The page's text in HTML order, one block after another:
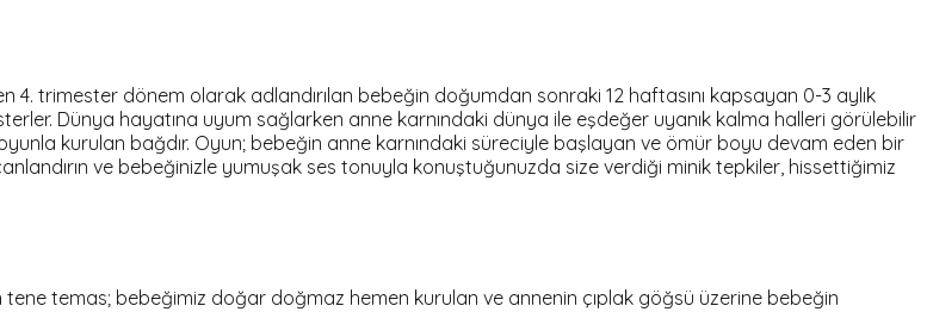
trimester dönem olarak adlandırılan bebeğin doğumdan sonraki 12 haftasını kapsayan 0-3 aylık
Dünya hayatına uyum sağlarken anne karnındaki dünya ile eşdeğer uyanık kalma halleri görülebilir
kurulan bağdır. Oyun; bebeğin anne karnındaki süreciyle başlayan ve ömür boyu devam eden bir
ve bebeğinizle yumuşak ses tonuyla konuştuğunuzda size verdiği minik tepkiler, hissettiğimiz
temas; bebeğimiz doğar doğmaz hemen kurulan ve annenin çıplak göğsü üzerine bebeğin